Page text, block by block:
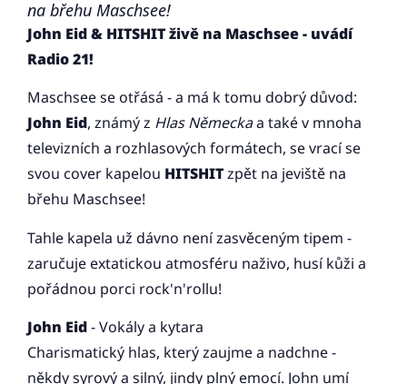
na břehu Maschsee!
John Eid & HITSHIT živě na Maschsee - uvádí
Radio 21!
Maschsee se otřásá - a má k tomu dobrý důvod:
John Eid, známý z Hlas Německaa také v mnoha
televizních a rozhlasových formátech, se vrací se
svou cover kapelou HITSHITzpět na jeviště na
břehu Maschsee!
Tahle kapela už dávno není zasvěceným tipem -
zaručuje extatickou atmosféru naživo, husí kůži a
pořádnou porci rock'n'rollu!
John Eid- Vokály a kytara
Charismatický hlas, který zaujme a nadchne -
někdy syrový a silný, jindy plný emocí. John umí